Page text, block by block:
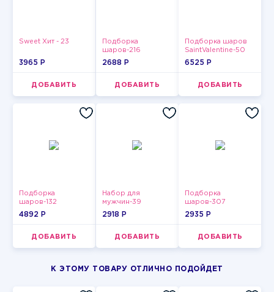
Sweet Хит - 23
3965 P
ДОБАВИТЬ
Подборка
шаров-216
2688 P
ДОБАВИТЬ
Подборка шаров
SaintValentine-50
6525 P
ДОБАВИТЬ
Подборка
шаров-132
4892 P
ДОБАВИТЬ
Набор для
мужчин-39
2918 P
ДОБАВИТЬ
Подборка
шаров-307
2935 P
ДОБАВИТЬ
К ЭТОМУ ТОВАРУ ОТЛИЧНО ПОДОЙДЕТ